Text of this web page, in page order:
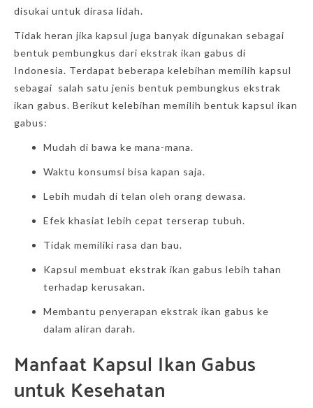
disukai untuk dirasa lidah.
Tidak heran jika kapsul juga banyak digunakan sebagai
bentuk pembungkus dari ekstrak ikan gabus di
Indonesia. Terdapat beberapa kelebihan memilih kapsul
sebagai salah satu jenis bentuk pembungkus ekstrak
ikan gabus. Berikut kelebihan memilih bentuk kapsul ikan
gabus:
Mudah di bawa ke mana-mana.
Waktu konsumsi bisa kapan saja.
Lebih mudah di telan oleh orang dewasa.
Efek khasiat lebih cepat terserap tubuh.
Tidak memiliki rasa dan bau.
Kapsul membuat ekstrak ikan gabus lebih tahan
terhadap kerusakan.
Membantu penyerapan ekstrak ikan gabus ke
dalam aliran darah.
Manfaat Kapsul Ikan Gabus
untuk Kesehatan